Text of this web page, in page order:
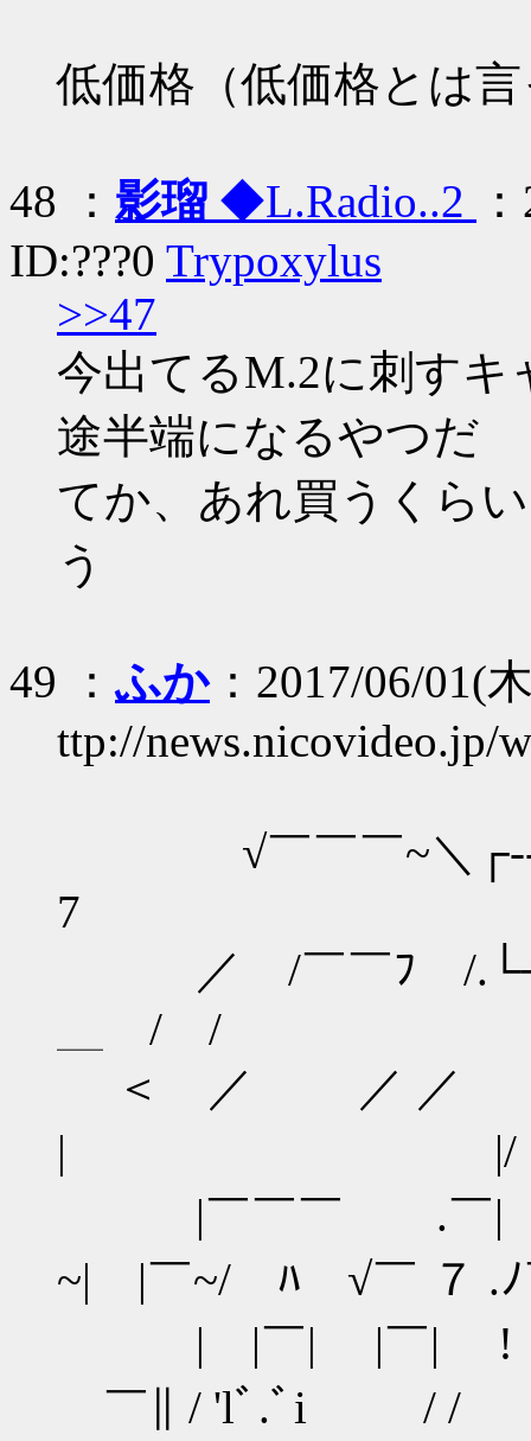
低価格（低価格とは
48 ： 影瑠 ◆L.Radio..2
ID:???0 Trypoxylus
>>47
今出てるM.2に刺す
途半端になるやつだ
てか、あれ買うくら
う
49 ：ふか：2017/06/01(
ttp://news.nicovideo.jp/
√￣￣￣~＼
7
／ /￣￣ﾌ /.└─
＿ / /
＜ ／ ／
| |/ ￣￣
|￣￣￣ .￣|
~| |￣~/ ﾊ √￣ ７ .ﾉ
| |￣| |￣| ! ＜
￣∥ / 'lﾞ.ﾞi / /